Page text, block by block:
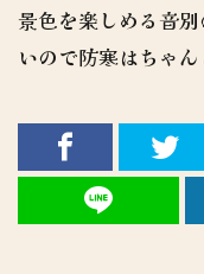
景色を楽しめる音
いので防寒はちゃん